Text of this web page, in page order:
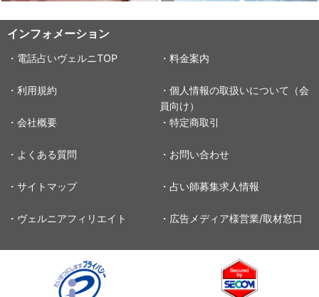
インフォメーション
・電話占いヴェルニTOP ・料金案内
・利用規約
・個人情報の取扱いについて（会
員向け）
・会社概要
・特定商取引
・よくある質問 ・お問い合わせ
・サイトマップ ・占い師募集求人情報
・ヴェルニアフィリエイト ・広告メディア様営業/取材窓口